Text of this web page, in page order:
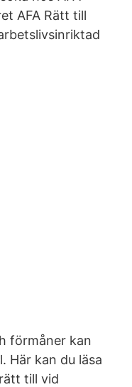
AFA Rätt till
förmåner kan
Här kan du läsa
till vid